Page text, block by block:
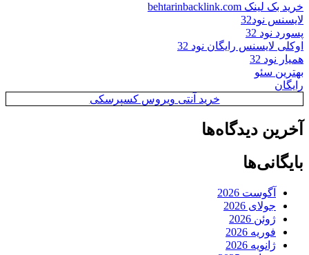
خرید بک لینک behtarinbacklink.com
لایسنس نود32
پسورد نود 32
اوکلی لایسنس رایگان نود 32
همیار نود 32
بهترین سئو
رایگان
خرید آنتی ویروس کسپرسکی
آخرین دیدگاه‌ها
بایگانی‌ها
آگوست 2026
جولای 2026
ژوئن 2026
فوریه 2026
ژانویه 2026